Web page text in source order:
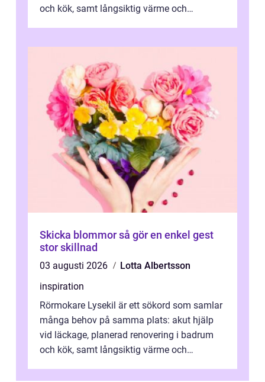
och kök, samt långsiktig värme och
Skicka blommor så gör en enkel gest
stor skillnad
03 augusti 2026
Lotta Albertsson
inspiration
Rörmokare Lysekil är ett sökord som samlar
många behov på samma plats: akut hjälp
vid läckage, planerad renovering i badrum
och kök, samt långsiktig värme och